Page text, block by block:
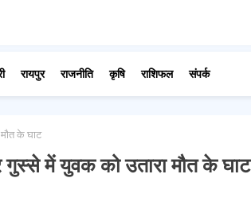
रायपुर राजनीति कृषि राशिफल संपर्क
के घाट
में युवक को उतारा मौत के घाट